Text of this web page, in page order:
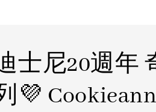
士尼20週年
💜